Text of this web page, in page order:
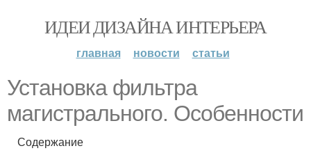
ИДЕИ ДИЗАЙНА ИНТЕРЬЕРА
главная новости статьи
Установка фильтра
магистрального. Особенности
Содержание